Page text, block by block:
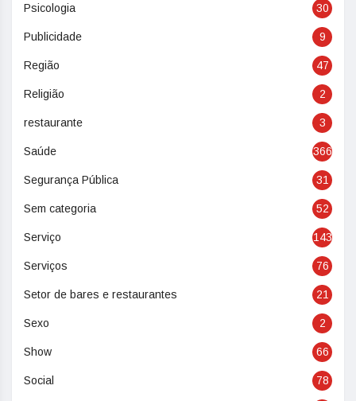
Psicologia 30
Publicidade 9
Região 47
Religião 2
restaurante 3
Saúde 366
Segurança Pública 31
Sem categoria 52
Serviço 143
Serviços 76
Setor de bares e restaurantes 21
Sexo 2
Show 66
Social 78